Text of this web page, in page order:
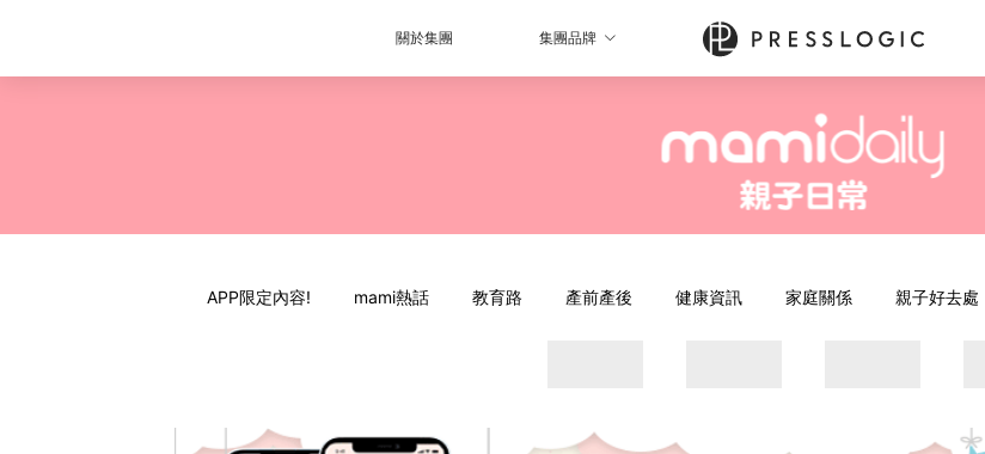
關於集團 集團品牌
APP限定內容! mami熱話 教育路 產前產後 健康資訊 家庭關係 親子好去處